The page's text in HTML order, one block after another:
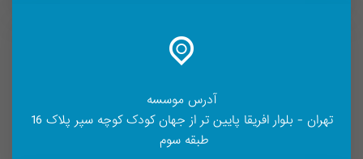
آدرس موسسه
تهران - بلوار افریقا پایین تر از جهان کودک کوچه سپر پلاک 16
طبقه سوم